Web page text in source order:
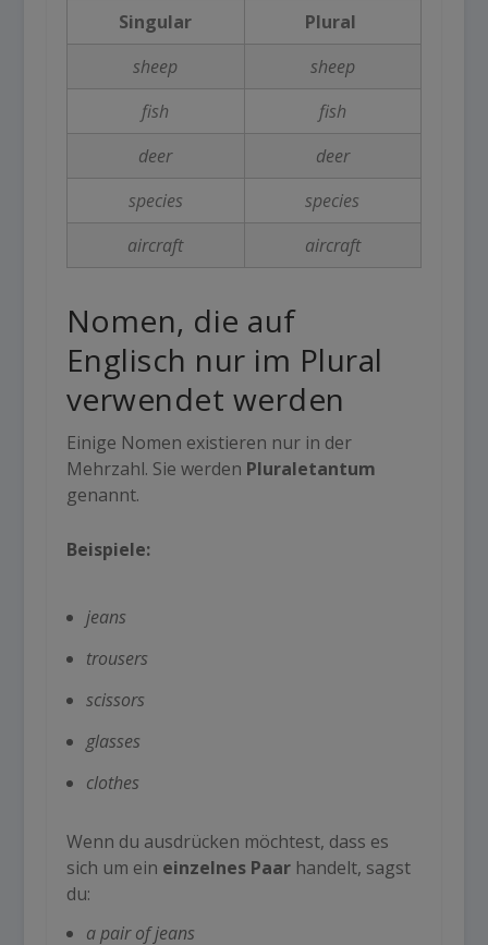
Singular
Plural
sheep
sheep
fish
fish
deer
deer
species
species
aircraft
aircraft
Nomen, die auf
Englisch nur im Plural
verwendet werden
Einige Nomen existieren nur in der
Mehrzahl. Sie werden Pluraletantum
genannt.
Beispiele:
jeans
trousers
scissors
glasses
clothes
Wenn du ausdrücken möchtest, dass es
sich um ein einzelnes Paarhandelt, sagst
du:
a pair of jeans